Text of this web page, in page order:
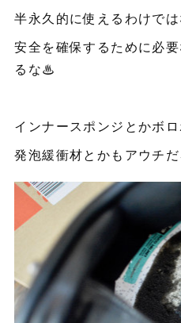
半永久的に使えるわけで
安全を確保するために必
るな♨︎
インナースポンジとかボ
発泡緩衝材とかもアウチだ